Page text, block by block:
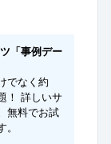
「事例デー
でなく約
！ 詳しいサ
無料でお試